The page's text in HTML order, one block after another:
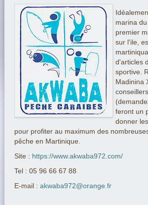
marina
premier
sur l'ile,
d'articles
sportive.
Madinina
feront un
donner
pour profiter au maximum des
pêche en Martinique.
Site : https://www.akwaba972.com/
Tel : 05 96 66 67 88
E-mail : akwaba972@orange.fr